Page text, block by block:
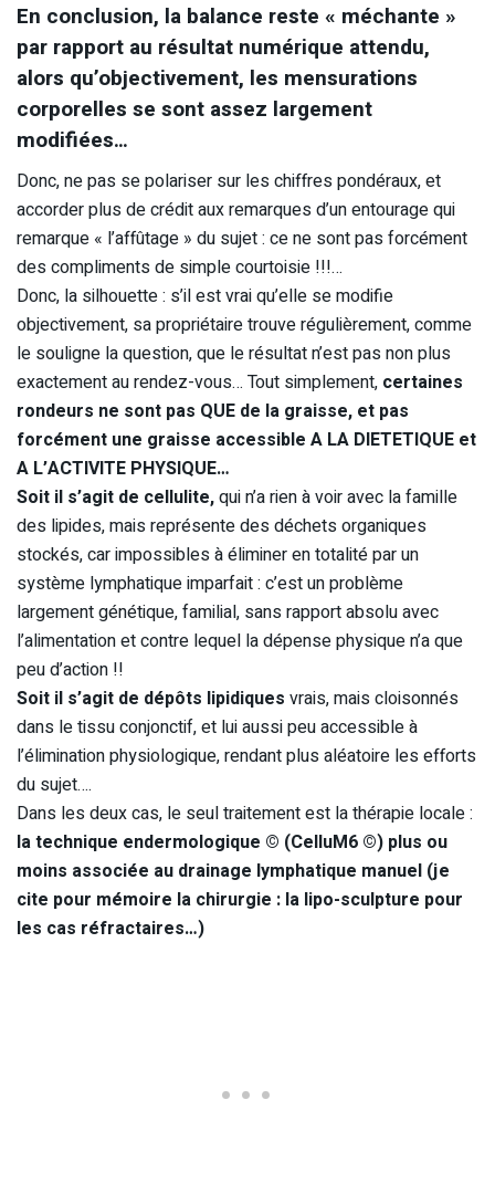
En conclusion, la balance reste « méchante »
par rapport au résultat numérique attendu,
alors qu’objectivement, les mensurations
corporelles se sont assez largement
modifiées…
Donc, ne pas se polariser sur les chiffres pondéraux, et
accorder plus de crédit aux remarques d’un entourage qui
remarque « l’affûtage » du sujet : ce ne sont pas forcément
des compliments de simple courtoisie !!!…
Donc, la silhouette : s’il est vrai qu’elle se modifie
objectivement, sa propriétaire trouve régulièrement, comme
le souligne la question, que le résultat n’est pas non plus
exactement au rendez-vous… Tout simplement, certaines
rondeurs ne sont pas QUE de la graisse, et pas
forcément une graisse accessible A LA DIETETIQUE et
A L’ACTIVITE PHYSIQUE…
Soit il s’agit de cellulite,qui n’a rien à voir avec la famille
des lipides, mais représente des déchets organiques
stockés, car impossibles à éliminer en totalité par un
système lymphatique imparfait : c’est un problème
largement génétique, familial, sans rapport absolu avec
l’alimentation et contre lequel la dépense physique n’a que
peu d’action !!
Soit il s’agit de dépôts lipidiques vrais, mais cloisonnés
dans le tissu conjonctif, et lui aussi peu accessible à
l’élimination physiologique, rendant plus aléatoire les efforts
du sujet….
Dans les deux cas, le seul traitement est la thérapie locale :
la technique endermologique © (CelluM6 ©) plus ou
moins associée au drainage lymphatique manuel (je
cite pour mémoire la chirurgie : la lipo-sculpture pour
les cas réfractaires…)